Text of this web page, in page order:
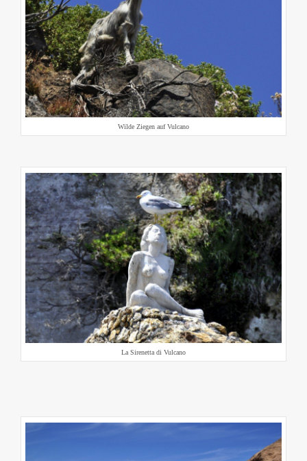
Wilde Ziegen auf Vulcano
La Sirenetta di Vulcano